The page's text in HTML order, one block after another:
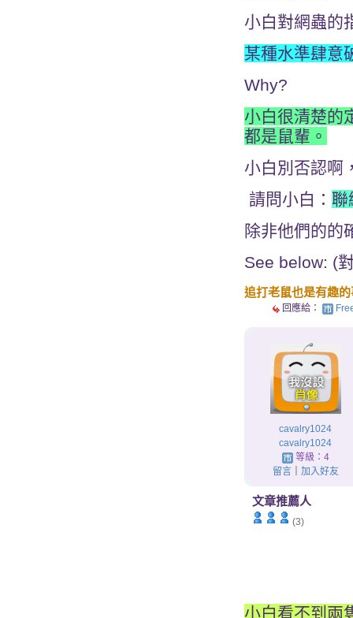
小白對網蟲的
某種水準肆意
Why?
小白很清楚的
都是鼠輩。
小白別否認啊
請問小白： 聯
除非他們的的
See below: (
追打老鼠也是有趣的
回應給：
cavalry1024
cavalry1024
等級：4
留言｜ 加入好友
文章推薦人
(3)
小白看不到兩